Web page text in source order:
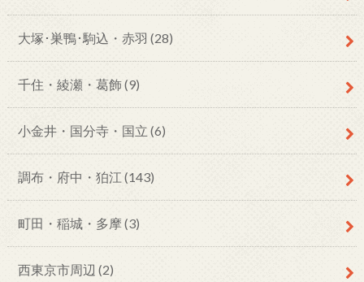
大塚･巣鴨･駒込・赤羽 (28)
千住・綾瀬・葛飾(9)
小金井・国分寺・国立 (6)
調布・府中・狛江 (143)
町田・稲城・多摩 (3)
西東京市周辺 (2)